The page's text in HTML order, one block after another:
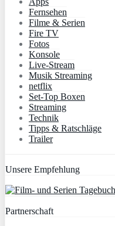
Fernsehen
Filme & Serien
Fire TV
Fotos
Konsole
Live-Stream
Musik Streaming
netflix
Set-Top Boxen
Streaming
Technik
Tipps & Ratschläge
Trailer
Unsere Empfehlung
Partnerschaft